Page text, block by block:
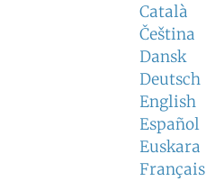
Català
Čeština
Dansk
Deutsch
English
Español
Euskara
Français